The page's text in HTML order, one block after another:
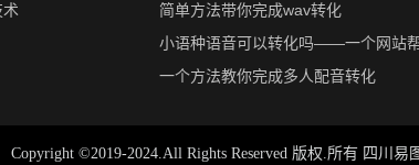
简单方法带你完成wav转化
小语种语音可以转化吗——一个网站
一个方法教你完成多人配音转化
Copyright ©2019-2024.All Rights Reserved 版权.所有 四川易